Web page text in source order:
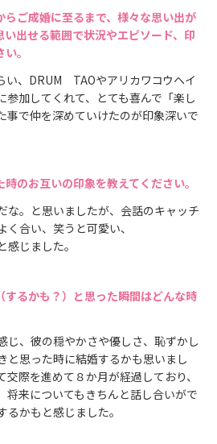
らご成婚に至るまで、様々な思い出が
い出せる範囲で状況やエピソード、印
。
い、DRUM TAOやアリカワコウヘイ
参加してくれて、とても喜んで「楽し
事で仲を深めていけたのが印象深いで
のお互いの印象を教えてください。
な。と思いましたが、会話のキャッチ
合い、笑うと可愛い、
じました。
するかも？）と思った瞬間はどんな時
じ、彼の穏やかさや優しさ、恥ずかし
と思った時に結婚するかも思いまし
際を進めて８か月が経過しており、
将来についてもきちんと話し合いがで
かもと感じました。